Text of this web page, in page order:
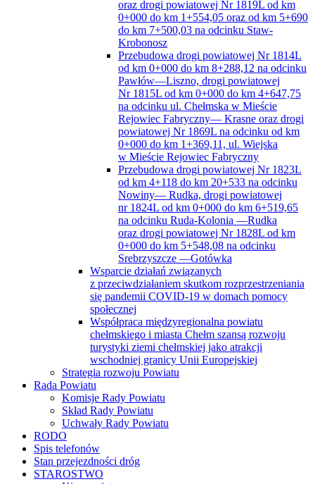
oraz drogi powiatowej Nr 1819L od km
0+000 do km 1+554,05 oraz od km 5+690
do km 7+500,03 na odcinku Staw-
Krobonosz
Przebudowa drogi powiatowej Nr 1814L
od km 0+000 do km 8+288,12 na odcinku
Pawłów—Liszno, drogi powiatowej
Nr 1815L od km 0+000 do km 4+647,75
na odcinku ul. Chełmska w Mieście
Rejowiec Fabryczny— Krasne oraz drogi
powiatowej Nr 1869L na odcinku od km
0+000 do km 1+369,11, ul. Wiejska
w Mieście Rejowiec Fabryczny
Przebudowa drogi powiatowej Nr 1823L
od km 4+118 do km 20+533 na odcinku
Nowiny— Rudka, drogi powiatowej
nr 1824L od km 0+000 do km 6+519,65
na odcinku Ruda-Kolonia —Rudka
oraz drogi powiatowej Nr 1828L od km
0+000 do km 5+548,08 na odcinku
Srebrzyszcze —Gotówka
Wsparcie działań związanych
z przeciwdziałaniem skutkom rozprzestrzeniania
się pandemii COVID-19 w domach pomocy
społecznej
Współpraca międzyregionalna powiatu
chełmskiego i miasta Chełm szansą rozwoju
turystyki ziemi chełmskiej jako atrakcji
wschodniej granicy Unii Europejskiej
Strategia rozwoju Powiatu
Rada Powiatu
Komisje Rady Powiatu
Skład Rady Powiatu
Uchwały Rady Powiatu
RODO
Spis telefonów
Stan przejezdności dróg
STAROSTWO